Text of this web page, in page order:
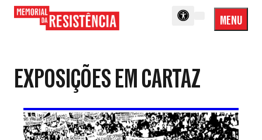
MENU
Menu
EXPOSIÇÕES EM CARTAZ